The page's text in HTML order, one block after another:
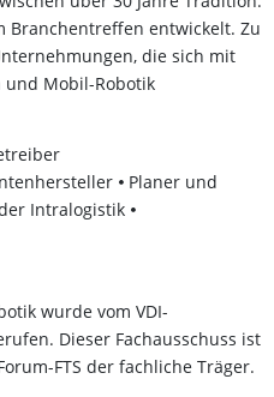
Branchentreffen entwickelt. Zu
die sich mit
und Mobil-Robotik
🞄 Planer und
Intralogistik 🞄
wurde vom VDI-
Dieser Fachausschuss ist
FTS der fachliche Träger.